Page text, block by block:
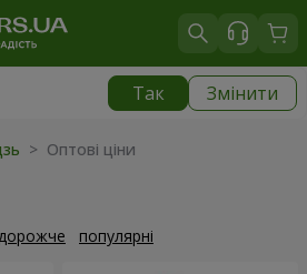
Так Змінити
> Оптові ціни
дорожче популярні